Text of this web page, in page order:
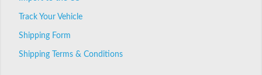
Track Your Vehicle
Shipping Form
Shipping Terms & Conditions